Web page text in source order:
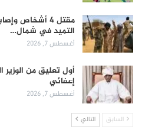
مقتل 4 أشخاص
التميد في شمال…
أغسطس 7, 2026
أول تعليق من
إعفائي
أغسطس 7, 2026
السابق التالي